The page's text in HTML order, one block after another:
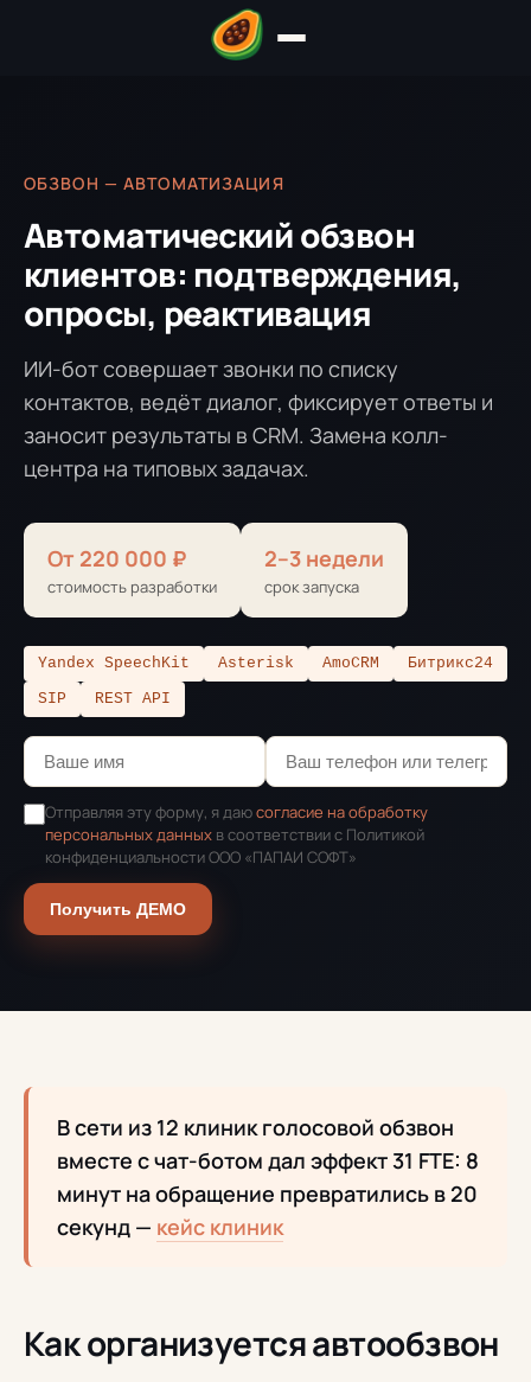
ОБЗВОН — АВТОМАТИЗАЦИЯ
Автоматический обзвон
клиентов: подтверждения,
опросы, реактивация
ИИ-бот совершает звонки по списку
контактов, ведёт диалог, фиксирует ответы и
заносит результаты в CRM. Замена колл-
центра на типовых задачах.
От 220 000 ₽
стоимость разработки
2–3 недели
срок запуска
Yandex SpeechKit Asterisk AmoCRM
Битрикс24
SIP
REST API
Отправляя эту форму, я даюсогласие на обработку
персональных данных в соответствии с Политикой
конфиденциальности ООО «ПАПАИ СОФТ»
Получить ДЕМО
В сети из 12 клиник голосовой обзвон
вместе с чат-ботом дал эффект 31 FTE: 8
минут на обращение превратились в 20
секунд — кейс клиник
Как организуется автообзвон